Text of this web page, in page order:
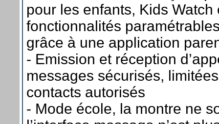
pour les enfants, Kids Watch
fonctionnalités
grâce à une application
- Emission et réception
messages sécurisés,
contacts autorisés
- Mode école, la montre ne